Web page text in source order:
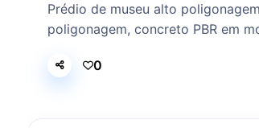
Prédio de museu alto
poligonagem, concreto PBR em
0